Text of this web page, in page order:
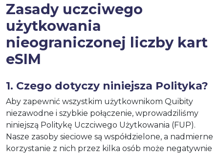
Zasady uczciwego
użytkowania
nieograniczonej liczby kart
eSIM
1. Czego dotyczy niniejsza Polityka?
Aby zapewnić wszystkim użytkownikom Quibity
niezawodne i szybkie połączenie, wprowadziliśmy
niniejszą Politykę Uczciwego Użytkowania (FUP).
Nasze zasoby sieciowe są współdzielone, a nadmierne
korzystanie z nich przez kilka osób może negatywnie